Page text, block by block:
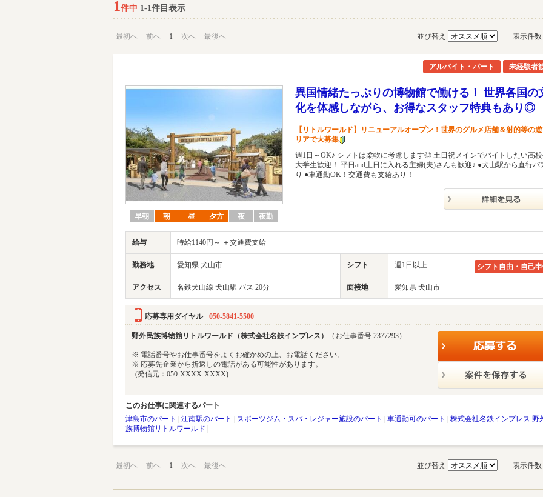
1件中 1-1件目表示
最初へ 前へ 1 次へ 最後へ 並び替え 表示件数
アルバイト・パート 未経験者
早朝 朝 昼 夕方 夜 夜勤
異国情緒たっぷりの博物館で働ける！ 世界各国の
化を体感しながら、お得なスタッフ特典もあり◎
【リトルワールド】リニューアルオープン！世界のグルメ店舗＆射的等の
リアで大募集
週1日～OK♪ シフトは柔軟に考慮します◎ 土日祝メインでバイトしたい高校
大学生歓迎！ 平日and土日に入れる主婦(夫)さんも歓迎♪ ●犬山駅から直行バ
り ●車通勤OK！交通費も支給あり！
給与 時給1140円～ ＋交通費支給
勤務地 愛知県 犬山市 シフト 週1日以上 シフト自由・自己
アクセス 名鉄犬山線 犬山駅 バス 20分 面接地 愛知県 犬山市
応募専用ダイヤル 050-5841-5500
野外民族博物館リトルワールド（株式会社名鉄インプレス） （お仕事番号 2377293）
※ 電話番号やお仕事番号をよくお確かめの上、お電話ください。
※ 応募先企業から折返しの電話がある可能性があります。
(発信元：050-XXXX-XXXX)
このお仕事に関連するパート
津島市のパート
江南駅のパート スポーツジム・スパ・レジャー施設のパート 車通勤可のパート
株式会社名鉄インプレス 野
族博物館リトルワールド
最初へ 前へ 1 次へ 最後へ 並び替え 表示件数